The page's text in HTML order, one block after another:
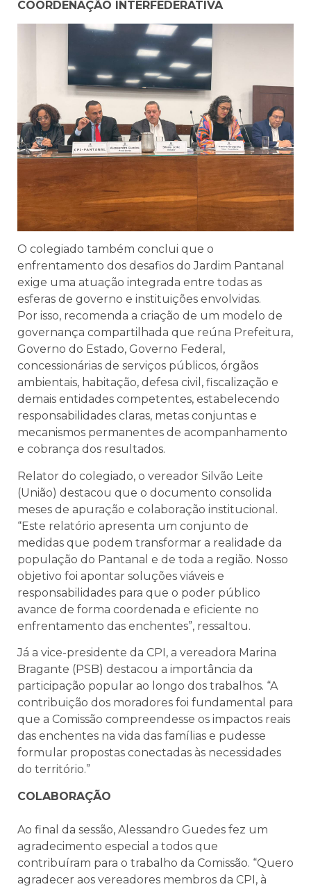
COORDENAÇÃO INTERFEDERATIVA
O colegiado também conclui que o
enfrentamento dos desafios do Jardim Pantanal
exige uma atuação integrada entre todas as
esferas de governo e instituições envolvidas.
Por isso, recomenda a criação de um modelo de
governança compartilhada que reúna Prefeitura,
Governo do Estado, Governo Federal,
concessionárias de serviços públicos, órgãos
ambientais, habitação, defesa civil, fiscalização e
demais entidades competentes, estabelecendo
responsabilidades claras, metas conjuntas e
mecanismos permanentes de acompanhamento
e cobrança dos resultados.
Relator do colegiado, o vereador Silvão Leite
(União) destacou que o documento consolida
meses de apuração e colaboração institucional.
“Este relatório apresenta um conjunto de
medidas que podem transformar a realidade da
população do Pantanal e de toda a região. Nosso
objetivo foi apontar soluções viáveis e
responsabilidades para que o poder público
avance de forma coordenada e eficiente no
enfrentamento das enchentes”, ressaltou.
Já a vice-presidente da CPI, a vereadora Marina
Bragante (PSB) destacou a importância da
participação popular ao longo dos trabalhos. “A
contribuição dos moradores foi fundamental para
que a Comissão compreendesse os impactos reais
das enchentes na vida das famílias e pudesse
formular propostas conectadas às necessidades
do território.”
COLABORAÇÃO
Ao final da sessão, Alessandro Guedes fez um
agradecimento especial a todos que
contribuíram para o trabalho da Comissão. “Quero
agradecer aos vereadores membros da CPI, à